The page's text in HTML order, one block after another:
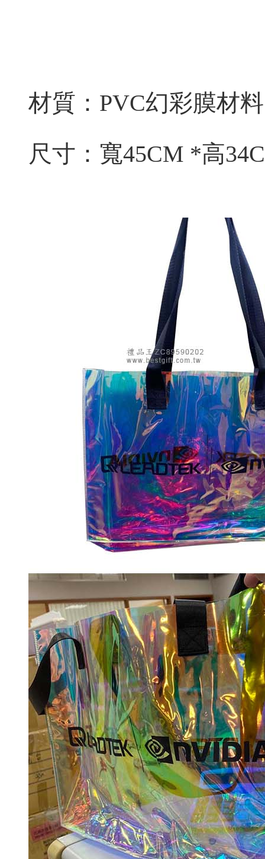
材質：PVC幻彩膜材料
尺寸：寬45CM *高